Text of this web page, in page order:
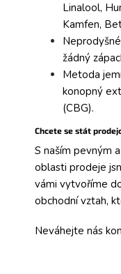
Linalool,
Kamfen,
žádný
Metoda
konopný
(CBG).
Chcete se stát
S naším pevným
oblasti prodeje
vámi vytvoříme
obchodní vztah,
Neváhejte nás